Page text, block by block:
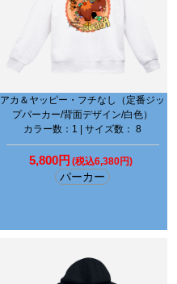
アカ＆ヤッピー・フチなし（定番ジッ
プパーカー/背面デザイン/白色）
カラー数：1 | サイズ数： 8
5,800円 (税込6,380円)
パーカー